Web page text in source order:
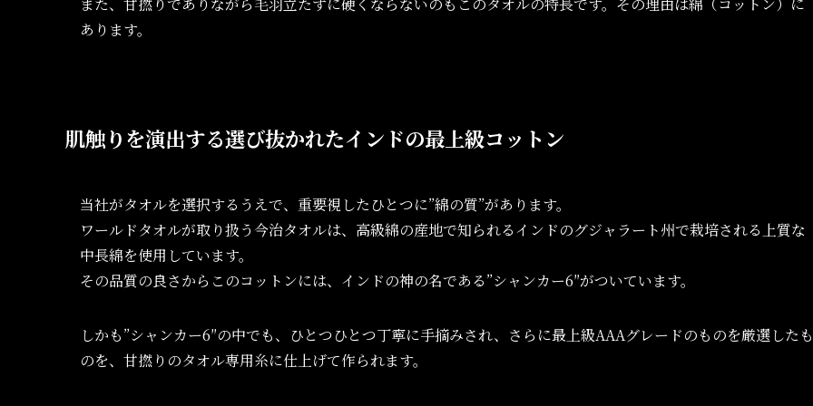
あります。
肌触りを演出する選び抜かれたインドの最上級コットン
当社がタオルを選択するうえで、重要視したひとつに”綿の質”があります。
ワールドタオルが取り扱う今治タオルは、高級綿の産地で知られるインドのグジャラート州で栽培される上質な
中長綿を使用しています。
その品質の良さからこのコットンには、インドの神の名である”シャンカー6″がついています。
しかも”シャンカー6″の中でも、ひとつひとつ丁寧に手摘みされ、さらに最上級AAAグレードのものを厳選したも
のを、甘撚りのタオル専用糸に仕上げて作られます。